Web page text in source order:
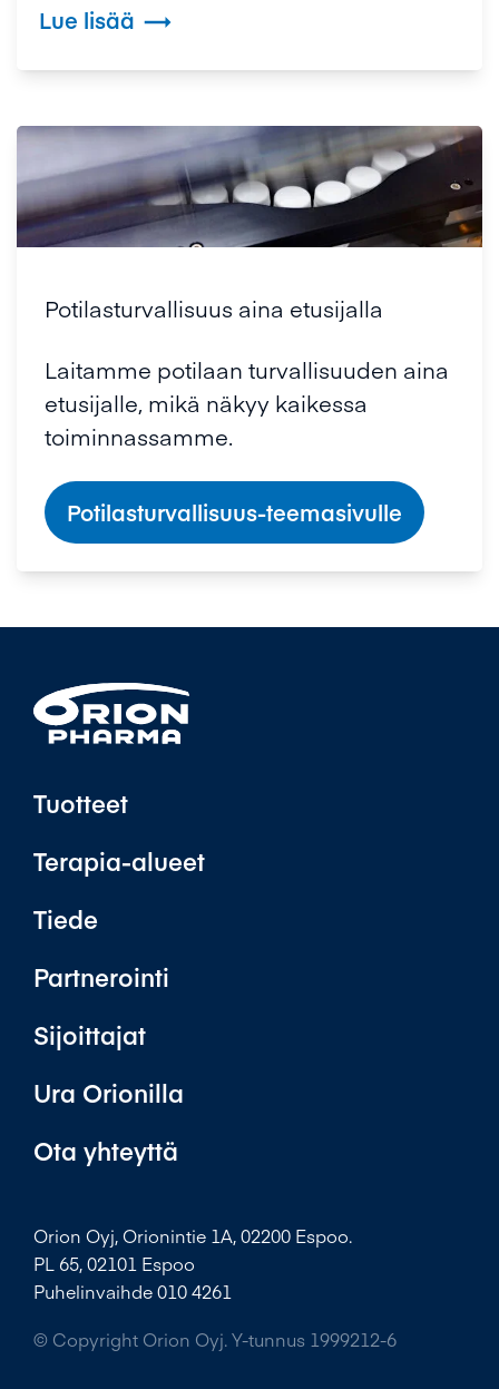
Lue lisää 
Potilasturvallisuus aina etusijalla
Laitamme potilaan turvallisuuden aina
etusijalle, mikä näkyy kaikessa
toiminnassamme.
Potilasturvallisuus-teemasivulle
Tuotteet
Terapia-alueet
Tiede
Partnerointi
Sijoittajat
Ura Orionilla
Ota yhteyttä
Orion Oyj, Orionintie 1A, 02200 Espoo.
PL 65, 02101 Espoo
Puhelinvaihde 010 4261
© Copyright Orion Oyj. Y-tunnus 1999212-6